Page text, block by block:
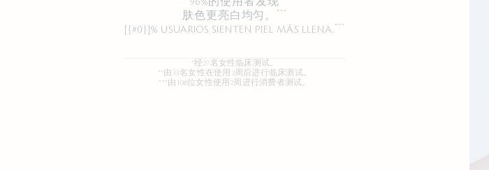
肤色更亮白均匀。
***
[{#0}]% USUARIOS SIENTEN PIEL MÁS LLENA.***
*经27名女性临床测试。
**由33名女性在使用2周后进行临床测试。
***由108位女性使用2周进行消费者测试。